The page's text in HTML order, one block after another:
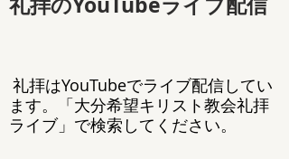
礼拝はYouTubeでライブ配信してい
ます。「大分希望キリスト教会礼拝
ライブ」で検索してください。